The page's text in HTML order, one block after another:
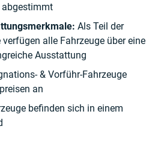
Als Teil der
alle Fahrzeuge über eine
Ausstattung
& Vorführ-Fahrzeuge
an
befinden sich in einem